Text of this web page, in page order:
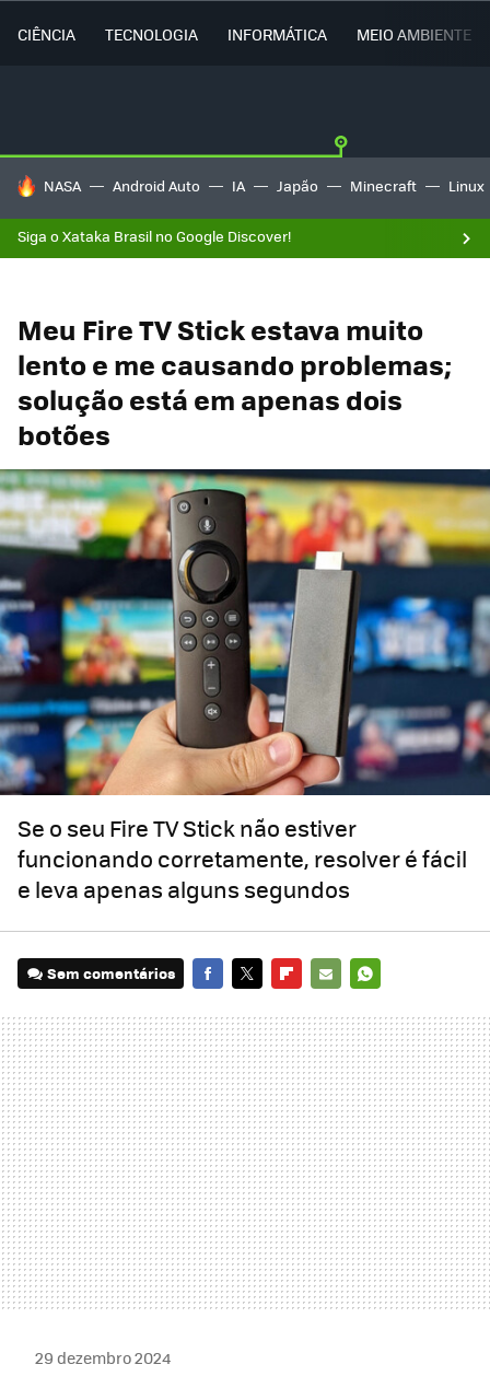
CIÊNCIA TECNOLOGIA INFORMÁTICA MEIO AMBIENTE
TENDÊNCIAS DO DIA
NASA Android Auto IA Japão Minecraft Linux
Siga o Xataka Brasil no Google Discover!
Meu Fire TV Stick estava muito
lento e me causando problemas;
solução está em apenas dois
botões
Se o seu Fire TV Stick não estiver
funcionando corretamente, resolver é fácil
e leva apenas alguns segundos
Sem comentários
MAIL
29 dezembro 2024